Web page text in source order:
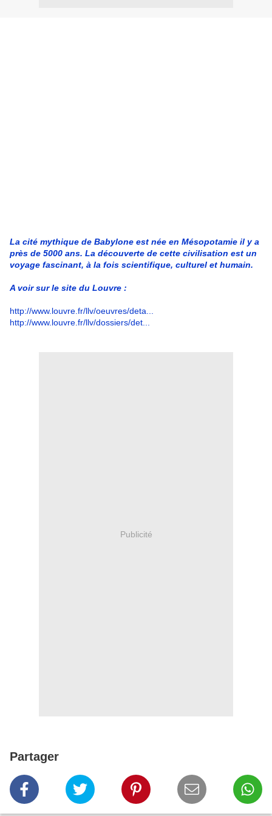
La cité mythique de Babylone est née en Mésopotamie il y a
près de 5000 ans. La découverte de cette civilisation est un
voyage fascinant, à la fois scientifique, culturel et humain.
A voir sur le site du Louvre :
http://www.louvre.fr/llv/oeuvres/deta...
http://www.louvre.fr/llv/dossiers/det...
Publicité
Partager